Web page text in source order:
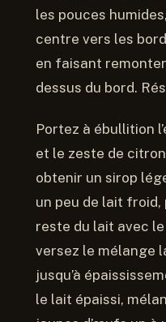
les pouces
centre vers les
en faisant
dessus du bord.
Portez à ébullition
et le zeste de
obtenir un sirop
un peu de lait
reste du lait avec le
versez le mélange
jusqu’à
le lait épaissi,